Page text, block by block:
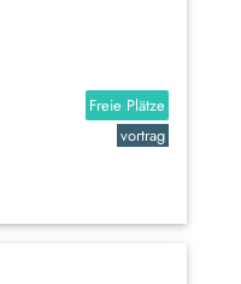
Freie Plätze
vortrag